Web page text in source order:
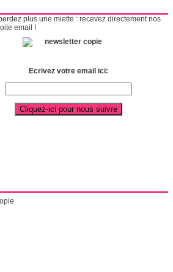
plus une miette : recevez directement nos
email !
Ecrivez votre email ici: